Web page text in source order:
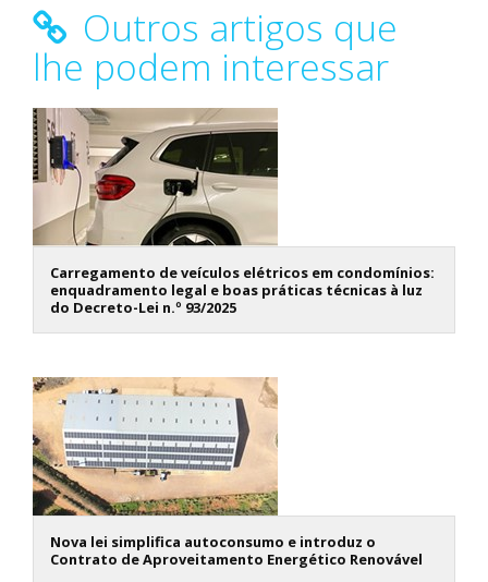
Outros artigos que
lhe podem interessar
Carregamento de veículos elétricos em condomínios:
enquadramento legal e boas práticas técnicas à luz
do Decreto-Lei n.º 93/2025
Nova lei simplifica autoconsumo e introduz o
Contrato de Aproveitamento Energético Renovável